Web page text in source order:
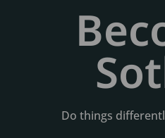
Do things